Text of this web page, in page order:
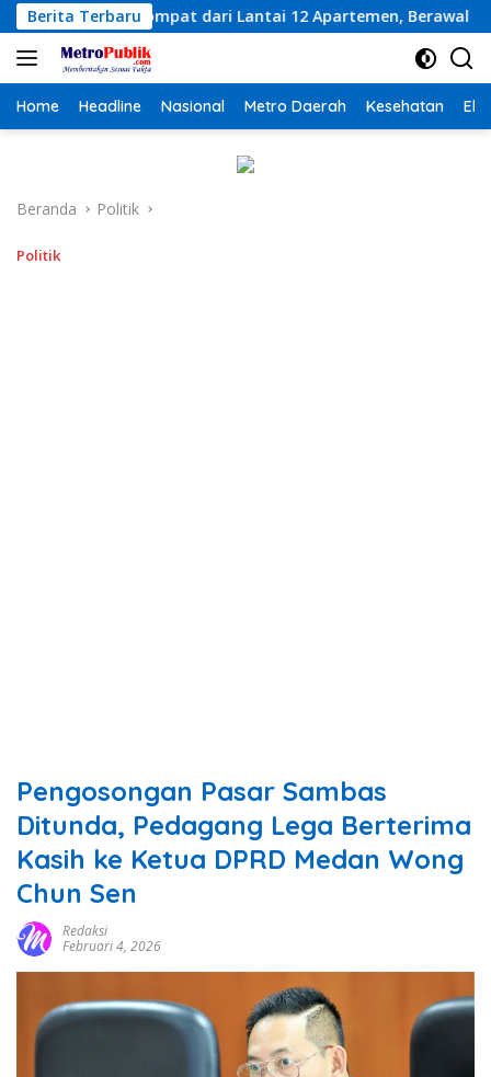
Langsung
ke
konten
Berita Terbaru
dari Lantai 12 Apartemen, Berawal dari Pesan Wanita Lewat
Home Headline Nasional Metro Daerah Kesehatan
Beranda Politik
Politik
Pengosongan Pasar Sambas
Ditunda, Pedagang Lega Berterima
Kasih ke Ketua DPRD Medan Wong
Chun Sen
Redaksi
Februari 4, 2026